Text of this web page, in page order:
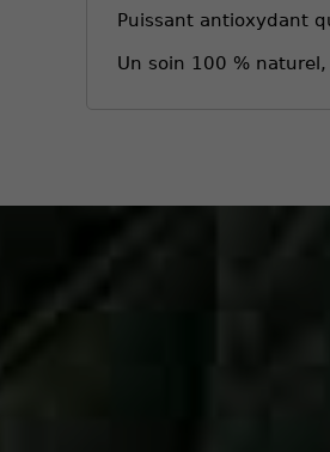
Puissant antioxydant
Un soin 100 %